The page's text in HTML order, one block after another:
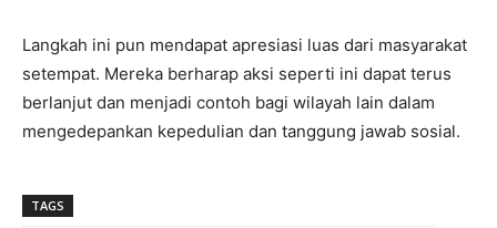
Langkah ini pun mendapat apresiasi luas dari masyarakat
setempat. Mereka berharap aksi seperti ini dapat terus
berlanjut dan menjadi contoh bagi wilayah lain dalam
mengedepankan kepedulian dan tanggung jawab sosial.
TAGS